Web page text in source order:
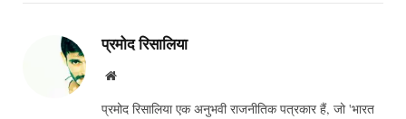
प्रमोद रिसालिया
Website
प्रमोद रिसालिया एक अनुभवी राजनीतिक पत्रकार हैं, जो 'भारत